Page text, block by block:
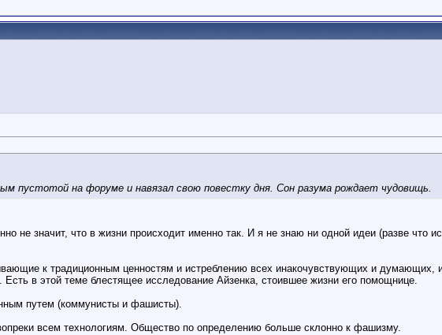
пустотой на форуме и навязал свою повестку дня. Сон разума рождает чудовищь.
не значит, что в жизни происходит именно так. И я не знаю ни одной идеи (разве что
к традиционным ценностям и истреблению всех инакочувствующих и думающих,
в этой теме блестящее исследование Айзенка, стоившее жизни его помощнице.
путем (коммунисты и фашисты).
всем технологиям. Общество по определению больше склонно к фашизму.